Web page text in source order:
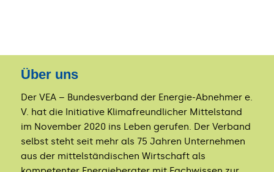
Über uns
Der VEA – Bundesverband der Energie-Abnehmer e.
V. hat die Initiative Klimafreundlicher Mittelstand
im November 2020 ins Leben gerufen. Der Verband
selbst steht seit mehr als 75 Jahren Unternehmen
aus der mittelständischen Wirtschaft als